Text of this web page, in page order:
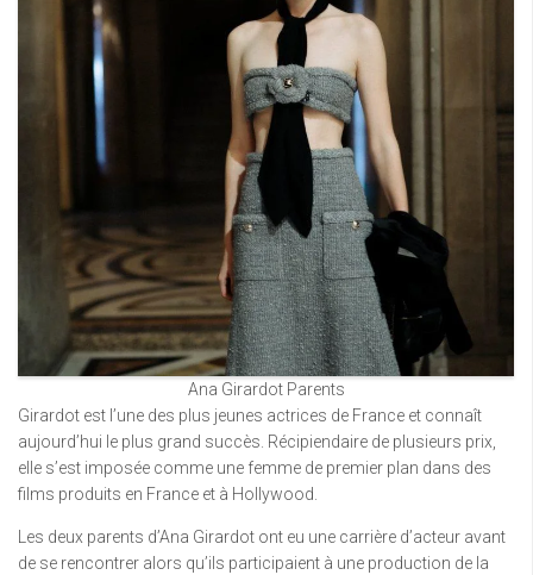
Ana Girardot Parents
Girardot est l’une des plus jeunes actrices de France et connaît
aujourd’hui le plus grand succès. Récipiendaire de plusieurs prix,
elle s’est imposée comme une femme de premier plan dans des
films produits en France et à Hollywood.
Les deux parents d’Ana Girardot ont eu une carrière d’acteur avant
de se rencontrer alors qu’ils participaient à une production de la